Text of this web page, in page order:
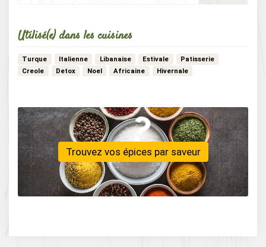
Utilisé(e) dans les cuisines
Turque Italienne Libanaise Estivale
Patisserie
Creole
Detox Noel Africaine
Hivernale
Trouvez vos épices par saveur